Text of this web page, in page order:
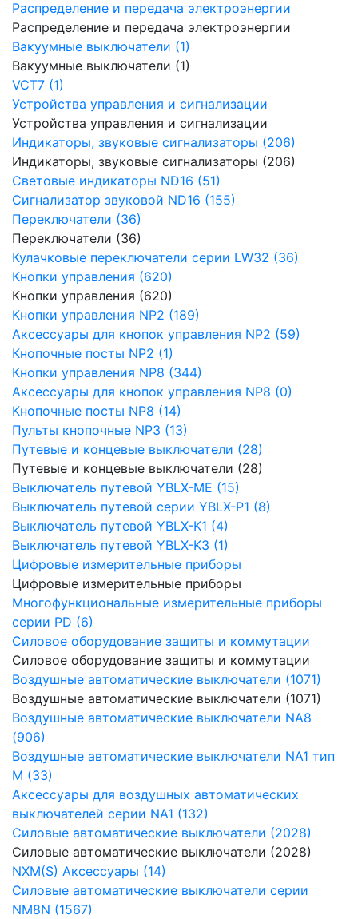
Распределение и передача электроэнергии
Распределение и передача электроэнергии
Вакуумные выключатели (1)
Вакуумные выключатели (1)
VCT7 (1)
Устройства управления и сигнализации
Устройства управления и сигнализации
Индикаторы, звуковые сигнализаторы (206)
Индикаторы, звуковые сигнализаторы (206)
Световые индикаторы ND16 (51)
Сигнализатор звуковой ND16 (155)
Переключатели (36)
Переключатели (36)
Кулачковые переключатели серии LW32 (36)
Кнопки управления (620)
Кнопки управления (620)
Кнопки управления NP2 (189)
Аксессуары для кнопок управления NP2 (59)
Кнопочные посты NP2 (1)
Кнопки управления NP8 (344)
Аксессуары для кнопок управления NP8 (0)
Кнопочные посты NP8 (14)
Пульты кнопочные NP3 (13)
Путевые и концевые выключатели (28)
Путевые и концевые выключатели (28)
Выключатель путевой YBLX-ME (15)
Выключатель путевой серии YBLX-P1 (8)
Выключатель путевой YBLX-K1 (4)
Выключатель путевой YBLX-K3 (1)
Цифровые измерительные приборы
Цифровые измерительные приборы
Многофункциональные измерительные приборы
серии PD (6)
Силовое оборудование защиты и коммутации
Силовое оборудование защиты и коммутации
Воздушные автоматические выключатели (1071)
Воздушные автоматические выключатели (1071)
Воздушные автоматические выключатели NA8
(906)
Воздушные автоматические выключатели NA1 тип
М (33)
Аксессуары для воздушных автоматических
выключателей серии NA1 (132)
Силовые автоматические выключатели (2028)
Силовые автоматические выключатели (2028)
NXM(S) Аксессуары (14)
Силовые автоматические выключатели серии
NM8N (1567)